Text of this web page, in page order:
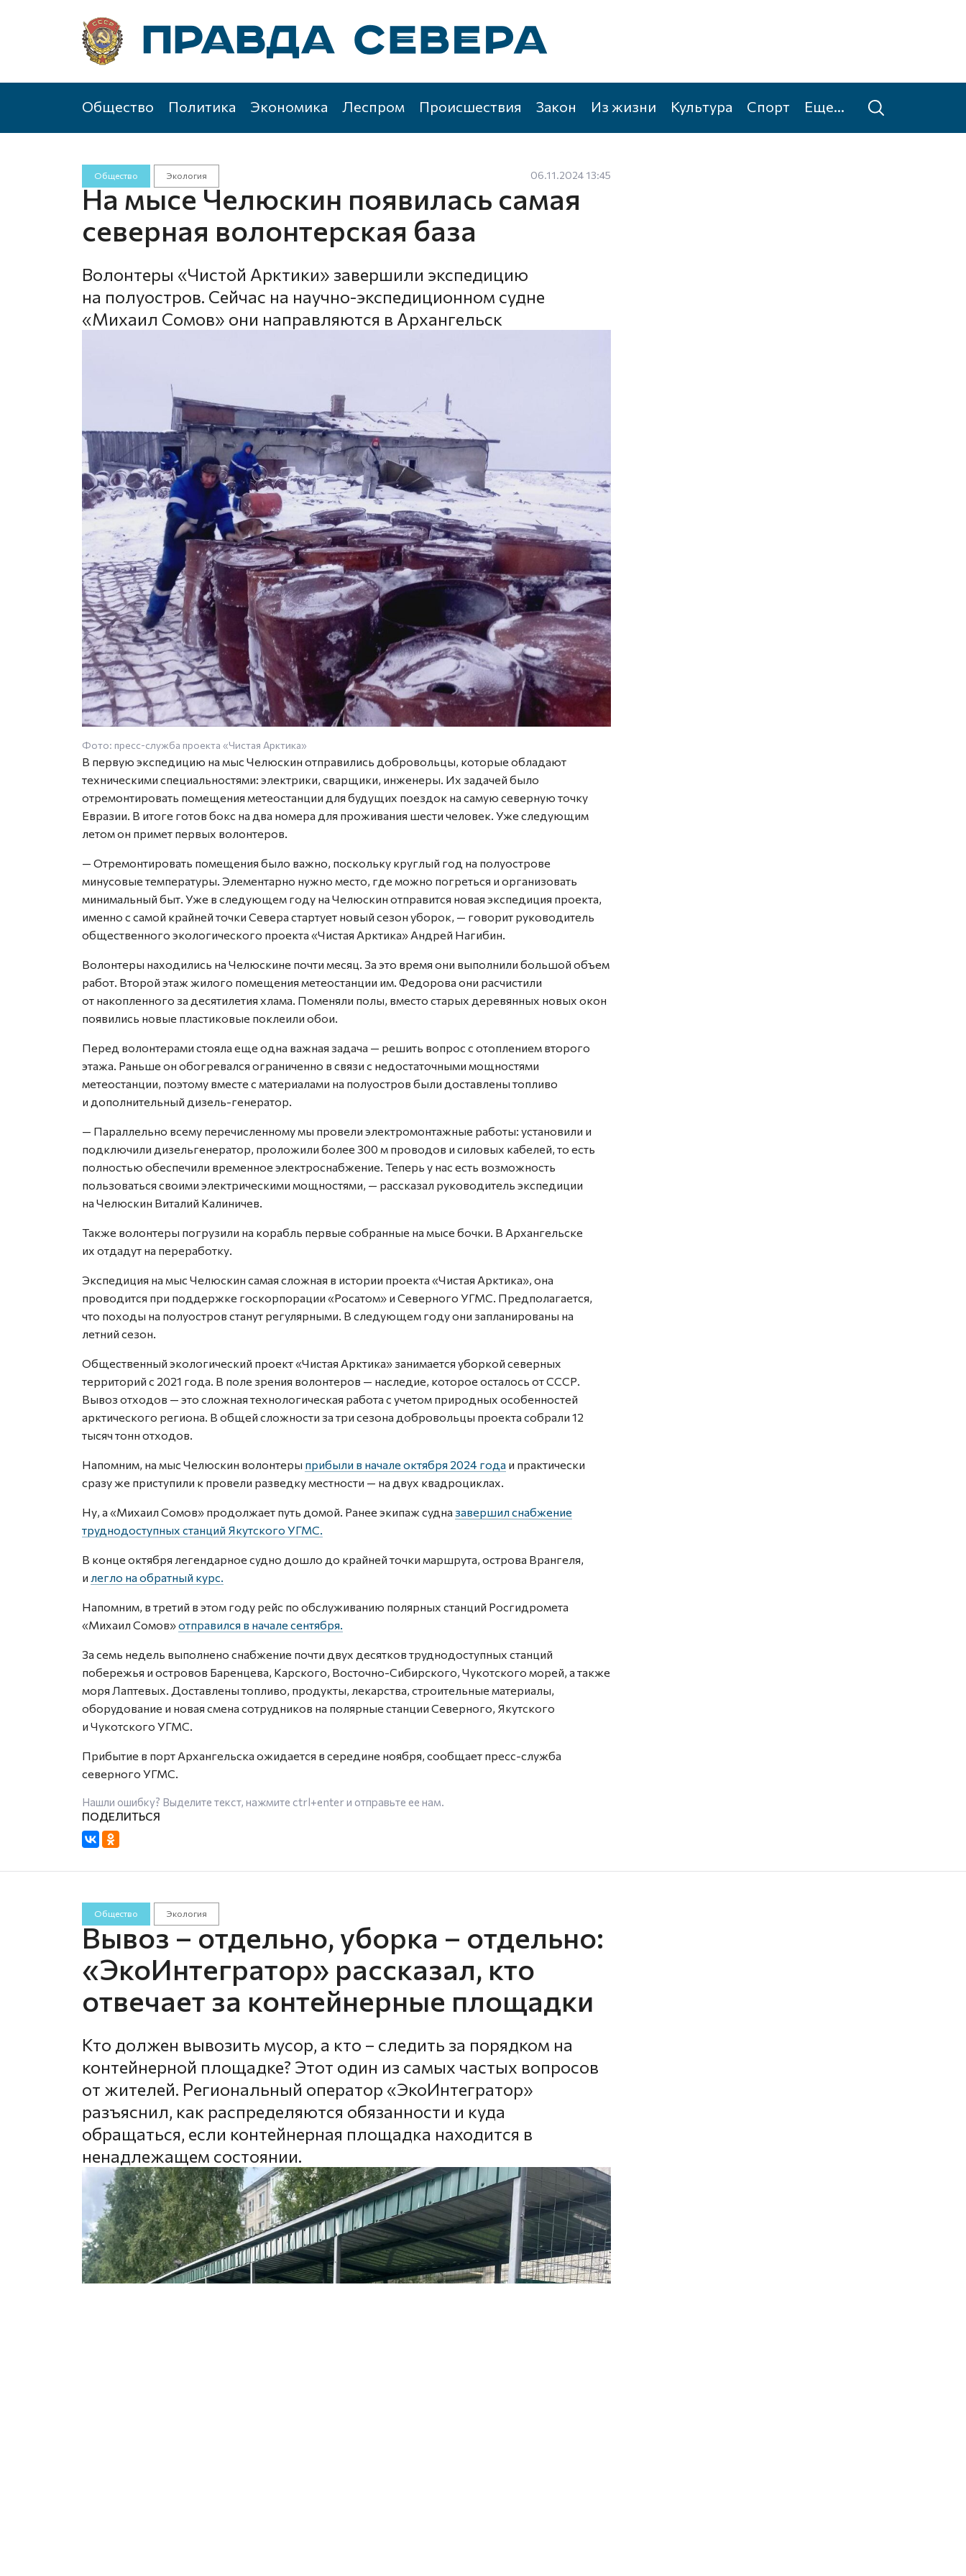
Общество Политика Экономика Леспром Происшествия Закон Из жизни Культура Спорт Еще...
Общество Экология 06.11.2024 13:45
На мысе Челюскин появилась самая
северная волонтерская база
Волонтеры «Чистой Арктики» завершили экспедицию
на полуостров. Сейчас на научно-экспедиционном судне
«Михаил Сомов» они направляются в Архангельск
Фото: пресс-служба проекта «Чистая Арктика»
В первую экспедицию на мыс Челюскин отправились добровольцы, которые обладают
техническими специальностями: электрики, сварщики, инженеры. Их задачей было
отремонтировать помещения метеостанции для будущих поездок на самую северную точку
Евразии. В итоге готов бокс на два номера для проживания шести человек. Уже следующим
летом он примет первых волонтеров.
— Отремонтировать помещения было важно, поскольку круглый год на полуострове
минусовые температуры. Элементарно нужно место, где можно погреться и организовать
минимальный быт. Уже в следующем году на Челюскин отправится новая экспедиция проекта,
именно с самой крайней точки Севера стартует новый сезон уборок, — говорит руководитель
общественного экологического проекта «Чистая Арктика» Андрей Нагибин.
Волонтеры находились на Челюскине почти месяц. За это время они выполнили большой объем
работ. Второй этаж жилого помещения метеостанции им. Федорова они расчистили
от накопленного за десятилетия хлама. Поменяли полы, вместо старых деревянных новых окон
появились новые пластиковые поклеили обои.
Перед волонтерами стояла еще одна важная задача — решить вопрос с отоплением второго
этажа. Раньше он обогревался ограниченно в связи с недостаточными мощностями
метеостанции, поэтому вместе с материалами на полуостров были доставлены топливо
и дополнительный дизель-генератор.
— Параллельно всему перечисленному мы провели электромонтажные работы: установили и
подключили дизельгенератор, проложили более 300 м проводов и силовых кабелей, то есть
полностью обеспечили временное электроснабжение. Теперь у нас есть возможность
пользоваться своими электрическими мощностями, — рассказал руководитель экспедиции
на Челюскин Виталий Калиничев.
Также волонтеры погрузили на корабль первые собранные на мысе бочки. В Архангельске
их отдадут на переработку.
Экспедиция на мыс Челюскин самая сложная в истории проекта «Чистая Арктика», она
проводится при поддержке госкорпорации «Росатом» и Северного УГМС. Предполагается,
что походы на полуостров станут регулярными. В следующем году они запланированы на
летний сезон.
Общественный экологический проект «Чистая Арктика» занимается уборкой северных
территорий с 2021 года. В поле зрения волонтеров — наследие, которое осталось от СССР.
Вывоз отходов — это сложная технологическая работа с учетом природных особенностей
арктического региона. В общей сложности за три сезона добровольцы проекта собрали 12
тысяч тонн отходов.
Напомним, на мыс Челюскин волонтеры прибыли в начале октября 2024 года и практически
сразу же приступили к провели разведку местности — на двух квадроциклах.
Ну, а «Михаил Сомов» продолжает путь домой. Ранее экипаж судна завершил снабжение
труднодоступных станций Якутского УГМС.
В конце октября легендарное судно дошло до крайней точки маршрута, острова Врангеля,
и легло на обратный курс.
Напомним, в третий в этом году рейс по обслуживанию полярных станций Росгидромета
«Михаил Сомов»отправился в начале сентября.
За семь недель выполнено снабжение почти двух десятков труднодоступных станций
побережья и островов Баренцева, Карского, Восточно-Сибирского, Чукотского морей, а также
моря Лаптевых. Доставлены топливо, продукты, лекарства, строительные материалы,
оборудование и новая смена сотрудников на полярные станции Северного, Якутского
и Чукотского УГМС.
Прибытие в порт Архангельска ожидается в середине ноября, сообщает пресс-служба
северного УГМС.
Нашли ошибку? Выделите текст, нажмите ctrl+enterи отправьте ее нам.
Общество Экология
Вывоз – отдельно, уборка – отдельно:
«ЭкоИнтегратор» рассказал, кто
отвечает за контейнерные площадки
Кто должен вывозить мусор, а кто – следить за порядком на
контейнерной площадке? Этот один из самых частых вопросов
от жителей. Региональный оператор «ЭкоИнтегратор»
разъяснил, как распределяются обязанности и куда
обращаться, если контейнерная площадка находится в
ненадлежащем состоянии.